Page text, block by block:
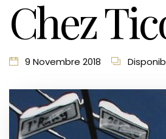
Chez
9 Novembre 2018